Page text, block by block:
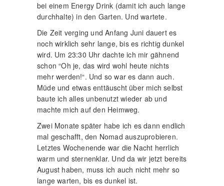
bei einem Energy Drink (damit ich auch lange
durchhalte) in den Garten. Und wartete.
Die Zeit verging und Anfang Juni dauert es
noch wirklich sehr lange, bis es richtig dunkel
wird. Um 23:30 Uhr dachte ich mir gähnend
schon “Oh je, das wird wohl heute nichts
mehr werden!“. Und so war es dann auch.
Müde und etwas enttäuscht über mich selbst
baute ich alles unbenutzt wieder ab und
machte mich auf den Heimweg.
Zwei Monate später habe ich es dann endlich
mal geschafft, den Nomad auszuprobieren.
Letztes Wochenende war die Nacht herrlich
warm und sternenklar. Und da wir jetzt bereits
August haben, muss ich auch nicht mehr so
lange warten, bis es dunkel ist.